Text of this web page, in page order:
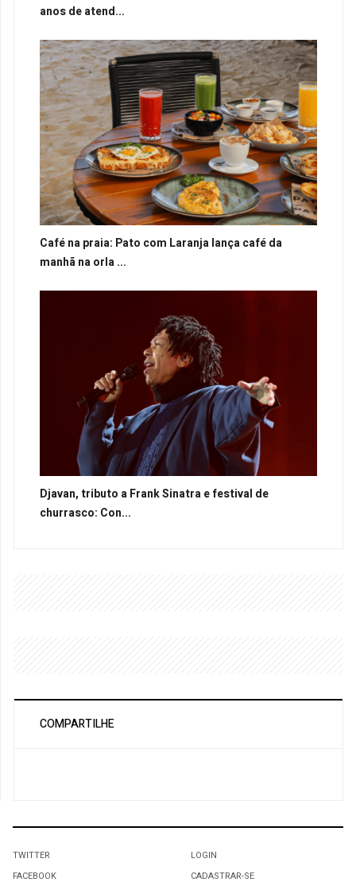
anos de atend...
Café na praia: Pato com Laranja lança café da
manhã na orla ...
Djavan, tributo a Frank Sinatra e festival de
churrasco: Con...
COMPARTILHE
TWITTER
FACEBOOK
LOGIN
CADASTRAR-SE